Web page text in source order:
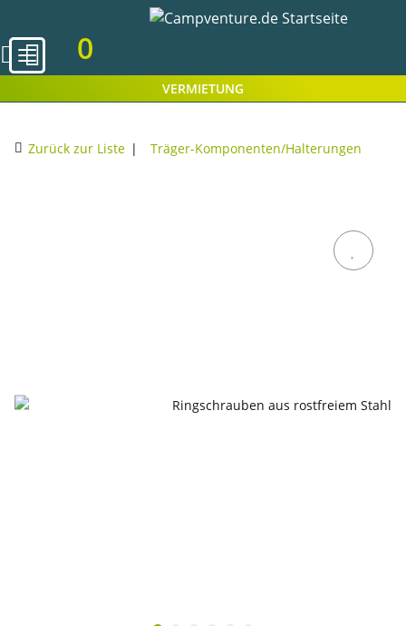
0
VERMIETUNG
Zurück zur Liste Träger-Komponenten/Halterungen